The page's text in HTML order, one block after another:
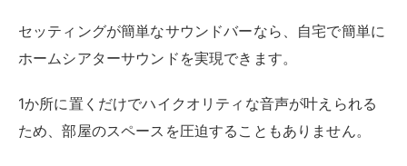
セッティングが簡単なサウンドバーなら、自宅で簡単に
ホームシアターサウンドを実現できます。
1か所に置くだけでハイクオリティな音声が叶えられる
ため、部屋のスペースを圧迫することもありません。